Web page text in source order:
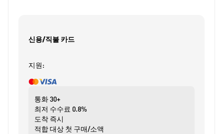
신용/직불 카드
지원:
통화30+
최저 수수료 0.8%
도착 즉시
적합 대상 첫 구매/소액